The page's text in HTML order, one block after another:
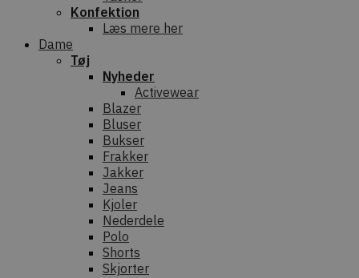
Konfektion
Læs mere her
Dame
Tøj
Nyheder
Activewear
Blazer
Bluser
Bukser
Frakker
Jakker
Jeans
Kjoler
Nederdele
Polo
Shorts
Skjorter